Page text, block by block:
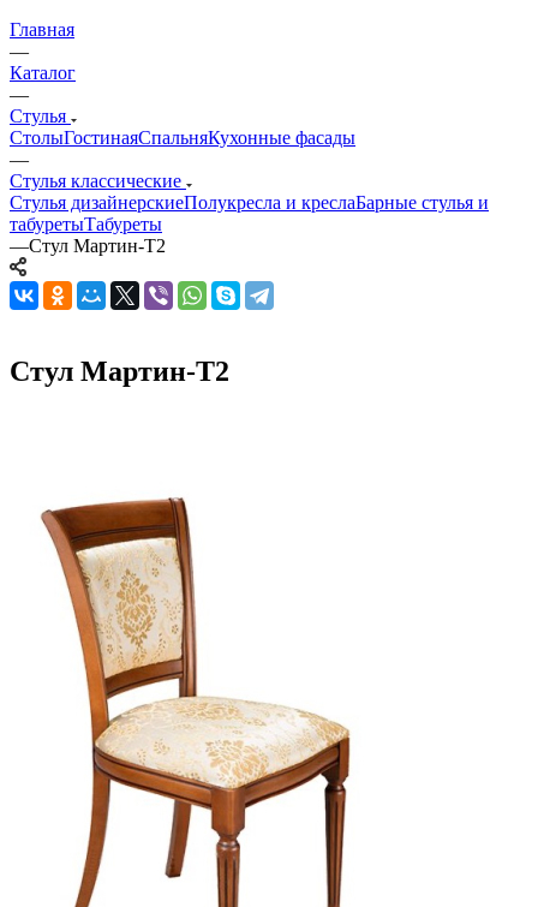
Главная
—
Каталог
—
Стулья
СтолыГостинаяСпальняКухонные фасады
—
Стулья классические
Стулья дизайнерскиеПолукресла и креслаБарные стулья и
табуретыТабуреты
—Стул Мартин-Т2
Стул Мартин-Т2